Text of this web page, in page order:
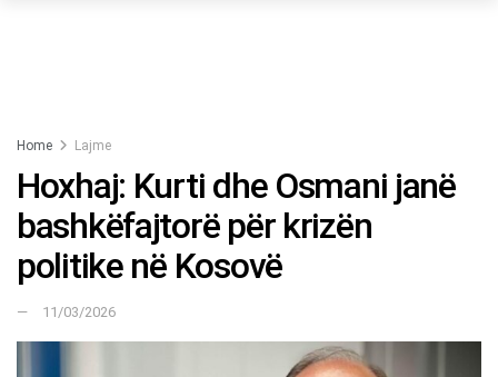
Home Lajme
Hoxhaj: Kurti dhe Osmani janë
bashkëfajtorë për krizën
politike në Kosovë
11/03/2026